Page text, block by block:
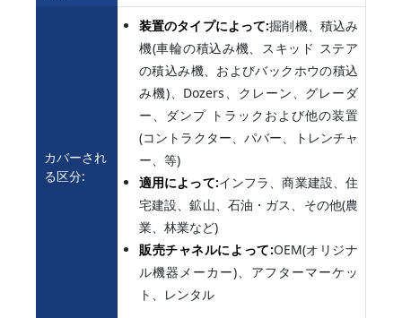
カバーされ
る区分:
装置のタイプによって:掘削機、積込み
機(車輪の積込み機、スキッド ステア
の積込み機、およびバックホウの積込
み機)、Dozers、クレーン、グレーダ
ー、ダンプ トラックおよび他の装置
(コントラクター、パバー、トレンチャ
ー、等)
適用によって:インフラ、商業建設、住
宅建設、鉱山、石油・ガス、その他(農
業、林業など)
販売チャネルによって:OEM(オリジナ
ル機器メーカー)、アフターマーケッ
ト、レンタル